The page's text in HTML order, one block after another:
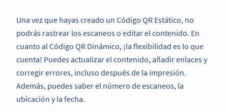
Una vez que hayas creado un Código QR Estático, no
podrás rastrear los escaneos o editar el contenido. En
cuanto al Código QR Dinámico, ¡la flexibilidad es lo que
cuenta! Puedes actualizar el contenido, añadir enlaces y
corregir errores, incluso después de la impresión.
Además, puedes saber el número de escaneos, la
ubicación y la fecha.